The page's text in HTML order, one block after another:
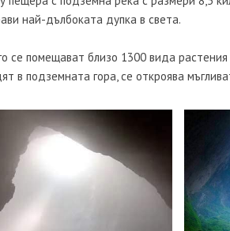
най-дълбоката дупка в света.
се помещават близо 1300 вида
в подземната гора, се откроява